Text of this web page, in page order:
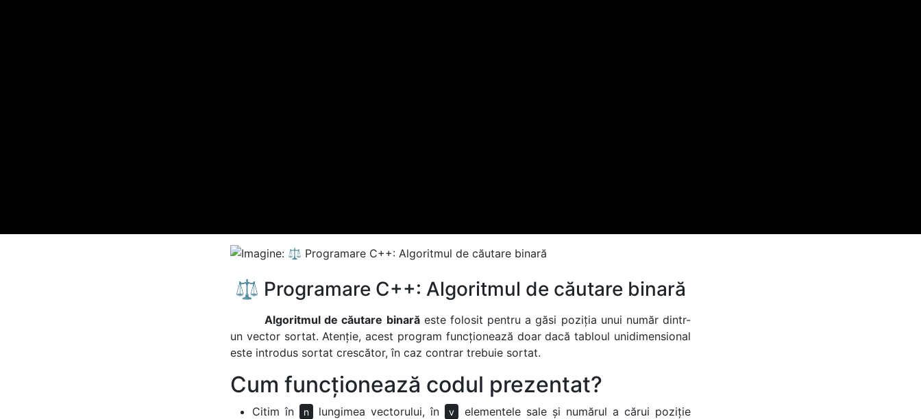
⚖️ Programare C++: Algoritmul de căutare binară
Algoritmul de căutare binarăeste folosit pentru a găsi poziția unui număr dintr-
un vector sortat. Atenție, acest program funcționează doar dacă tabloul unidimensional
este introdus sortat crescător, în caz contrar trebuie sortat.
Cum funcționează codul prezentat?
Citim în n lungimea vectorului, în v
elementele sale și numărul a cărui poziție